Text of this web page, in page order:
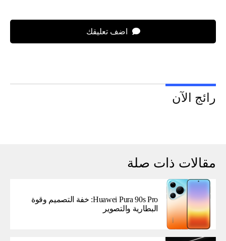
اضف تعليقك
رائج الآن
مقالات ذات صلة
Huawei Pura 90s Pro: خفة التصميم وقوة
البطارية والتصوير